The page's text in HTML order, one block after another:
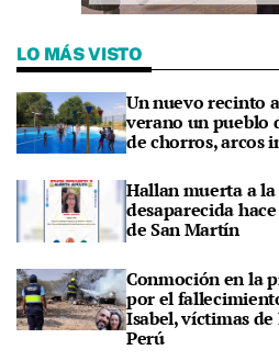
LO MÁS VISTO
Un nuevo recinto
verano un pueblo
de chorros, arcos
Hallan muerta a
desaparecida
de San Martín
Conmoción en la
por el
Isabel, víctimas
Perú